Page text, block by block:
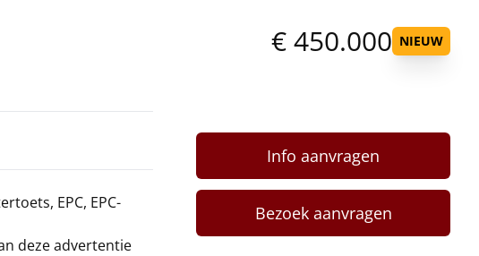
€ 450.000 NIEUW
EPC, EPC-
deze advertentie
Info aanvragen
Bezoek aanvragen